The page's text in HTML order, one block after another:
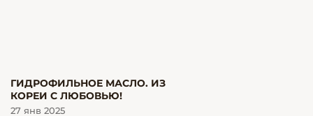
27 янв 2025
ГИДРОФИЛЬНОЕ МАСЛО. ИЗ
КОРЕИ С ЛЮБОВЬЮ!